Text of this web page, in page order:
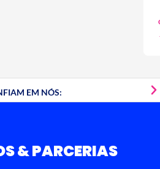
EM NÓS:
& PARCERIAS